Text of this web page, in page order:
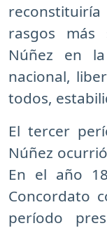
rasgos más
Núñez en
nacional,
todos,
El tercer
Núñez
En el año
Concordato
período